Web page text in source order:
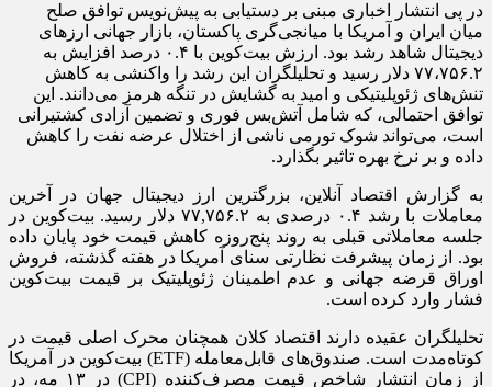
در پی انتشار اخباری مبنی بر دستیابی به پیش‌نویس توافق صلح
میان ایران و آمریکا با میانجی‌گری پاکستان، بازار جهانی ارز‌های
دیجیتال شاهد رشد بود. ارزش بیت‌کوین با ۰.۴ درصد افزایش به
۷۷،۷۵۶.۲ دلار رسید و تحلیلگران این رشد را واکنشی به کاهش
تنش‌های ژئوپلیتیکی و امید به گشایش در تنگه هرمز می‌دانند. این
توافق احتمالی، که شامل آتش‌بس فوری و تضمین آزادی کشتیرانی
است، می‌تواند شوک تورمی ناشی از اختلال عرضه نفت را کاهش
داده و بر نرخ بهره تاثیر بگذارد.
به گزارش اقتصاد آنلاین، بزرگترین ارز دیجیتال جهان در آخرین
معاملات با رشد ۰.۴ درصدی به ۷۷,۷۵۶.۲ دلار رسید. بیت‌کوین در
جلسه معاملاتی قبلی به روند پنج‌روزه کاهش قیمت خود پایان داده
بود. از زمان پیشرفت نظارتی سنای آمریکا در هفته گذشته، فروش
اوراق قرضه جهانی و عدم اطمینان ژئوپلیتیک بر قیمت بیت‌کوین
فشار وارد کرده است.
تحلیلگران عقیده دارند اقتصاد کلان همچنان محرک اصلی قیمت در
کوتاه‌مدت است. صندوق‌های قابل‌معامله (ETF) بیت‌کوین در آمریکا
از زمان انتشار شاخص قیمت مصرف‌کننده (CPI) در ۱۳ مه، در